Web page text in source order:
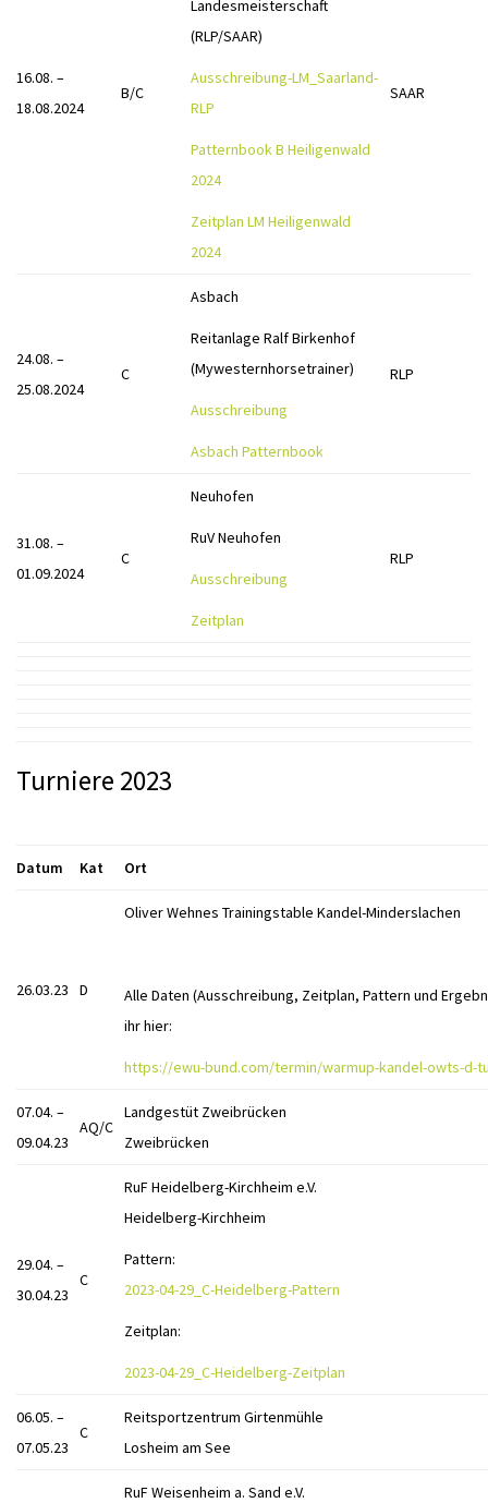
16.08. –
18.08.2024
B/C
Landesmeisterschaft
(RLP/SAAR)
Ausschreibung-LM_Saarland-
RLP
Patternbook B Heiligenwald
2024
Zeitplan LM Heiligenwald
2024
SAAR
24.08. –
25.08.2024
C
Asbach
Reitanlage Ralf Birkenhof
(Mywesternhorsetrainer)
Ausschreibung
Asbach Patternbook
RLP
31.08. –
01.09.2024
C
Neuhofen
RuV Neuhofen
Ausschreibung
Zeitplan
RLP
Turniere 2023
Datum Kat Ort
26.03.23 D
Oliver Wehnes Trainingstable Kandel-Minderslachen
Alle Daten (Ausschreibung, Zeitplan, Pattern und
ihr hier:
https://ewu-bund.com/termin/warmup-kandel-owts-d-
07.04. –
09.04.23
AQ/C
Landgestüt Zweibrücken
Zweibrücken
29.04. –
30.04.23
C
RuF Heidelberg-Kirchheim e.V.
Heidelberg-Kirchheim
Pattern:
2023-04-29_C-Heidelberg-Pattern
Zeitplan:
2023-04-29_C-Heidelberg-Zeitplan
06.05. –
07.05.23
C
Reitsportzentrum Girtenmühle
Losheim am See
RuF Weisenheim a. Sand e.V.